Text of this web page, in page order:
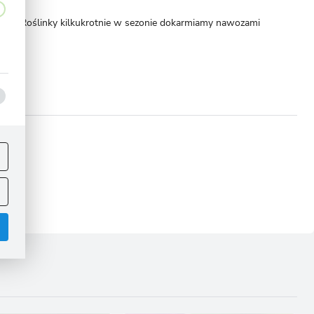
Roślinky kilkukrotnie w sezonie dokarmiamy nawozami